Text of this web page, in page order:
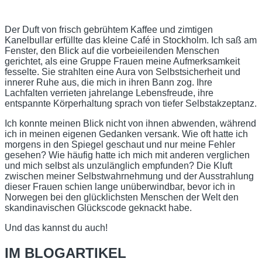
Der Duft von frisch gebrühtem Kaffee und zimtigen
Kanelbullar erfüllte das kleine Café in Stockholm. Ich saß am
Fenster, den Blick auf die vorbeieilenden Menschen
gerichtet, als eine Gruppe Frauen meine Aufmerksamkeit
fesselte. Sie strahlten eine Aura von Selbstsicherheit und
innerer Ruhe aus, die mich in ihren Bann zog. Ihre
Lachfalten verrieten jahrelange Lebensfreude, ihre
entspannte Körperhaltung sprach von tiefer Selbstakzeptanz.
Ich konnte meinen Blick nicht von ihnen abwenden, während
ich in meinen eigenen Gedanken versank. Wie oft hatte ich
morgens in den Spiegel geschaut und nur meine Fehler
gesehen? Wie häufig hatte ich mich mit anderen verglichen
und mich selbst als unzulänglich empfunden? Die Kluft
zwischen meiner Selbstwahrnehmung und der Ausstrahlung
dieser Frauen schien lange unüberwindbar, bevor ich in
Norwegen bei den glücklichsten Menschen der Welt den
skandinavischen Glückscode geknackt habe.
Und das kannst du auch!
IM BLOGARTIKEL